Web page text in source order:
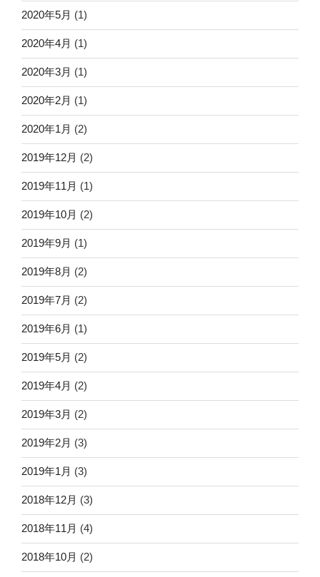
2020年5月 (1)
2020年4月 (1)
2020年3月 (1)
2020年2月 (1)
2020年1月 (2)
2019年12月 (2)
2019年11月 (1)
2019年10月 (2)
2019年9月 (1)
2019年8月 (2)
2019年7月 (2)
2019年6月 (1)
2019年5月 (2)
2019年4月 (2)
2019年3月 (2)
2019年2月 (3)
2019年1月 (3)
2018年12月 (3)
2018年11月 (4)
2018年10月 (2)